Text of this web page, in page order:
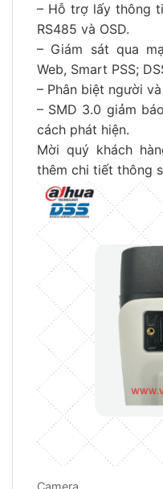
– Hỗ trợ lấy thông
RS485 và OSD.
– Giám sát qua
Web, Smart PSS;
– Phân biệt người
– SMD 3.0 giảm
cách phát hiện.
Mời quý khách
thêm chi tiết thông
Camera